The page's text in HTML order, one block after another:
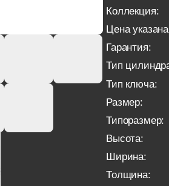
Коллекция:
Цена
Гарантия:
Тип
Тип ключа:
Размер:
Типоразмер:
Высота:
Ширина:
Толщина: